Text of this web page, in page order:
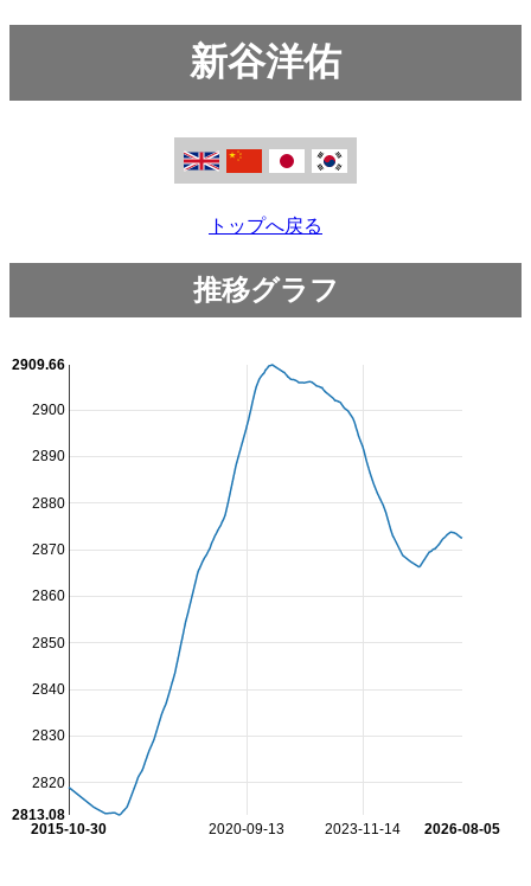
新谷洋佑
トップへ戻る
推移グラフ
2020-09-13 2023-11-14
2015-10-30 2026-08-05
2820
2830
2840
2850
2860
2870
2880
2890
2900
2813.08
2909.66